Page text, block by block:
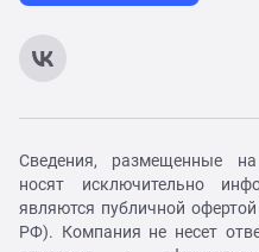
Сведения, размещенные на
носят исключительно
являются публичной
РФ). Компания не несет